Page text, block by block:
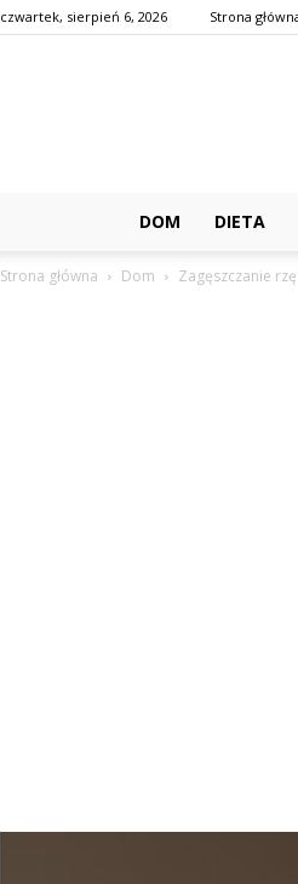
czwartek, sierpień 6, 2026 Strona
DOM DIETA
Strona główna Dom Zagęszczanie